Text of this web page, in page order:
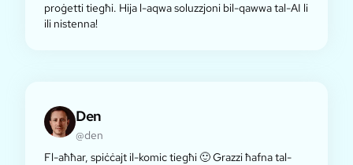
proġetti tiegħi. Hija l-aqwa soluzzjoni bil-qawwa tal-AI li
ili nistenna!
Den
@den
Fl-aħħar, spiċċajt il-komic tiegħi 🙂 Grazzi ħafna tal-